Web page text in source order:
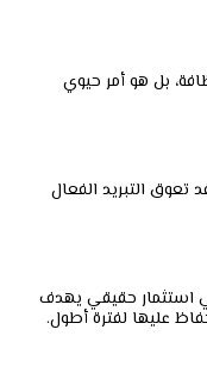
بل هو أمر حيوي
تعوق التبريد الفعال
استثمار حقيقي يهدف
عليها لفترة أطول.